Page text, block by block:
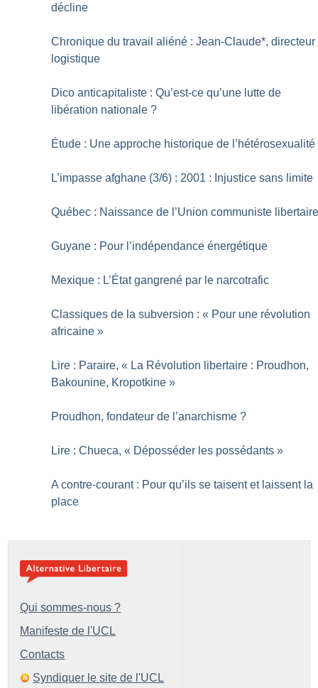
décline
Chronique du travail aliéné : Jean-Claude*, directeur
logistique
Dico anticapitaliste : Qu’est-ce qu’une lutte de
libération nationale ?
Étude : Une approche historique de l’hétérosexualité
L’impasse afghane (3/6) : 2001 : Injustice sans limite
Québec : Naissance de l’Union communiste
Guyane : Pour l’indépendance énergétique
Mexique : L’État gangrené par le narcotrafic
Classiques de la subversion : « Pour une révolution
africaine »
Lire : Paraire, « La Révolution libertaire : Proudhon,
Bakounine, Kropotkine »
Proudhon, fondateur de l’anarchisme ?
Lire : Chueca, « Déposséder les possédants »
A contre-courant : Pour qu’ils se taisent et laissent la
place
Qui sommes-nous ?
Manifeste de l'UCL
Contacts
Syndiquer le site de l'UCL